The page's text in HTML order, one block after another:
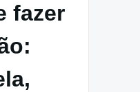
fazer